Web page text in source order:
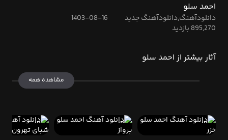
احمد سلو
دانلودآهنگ,دانلودآهنگ جدید
1403-08-16
895,270 بازدید
آثار بیشتر از احمد سلو
مشاهده همه